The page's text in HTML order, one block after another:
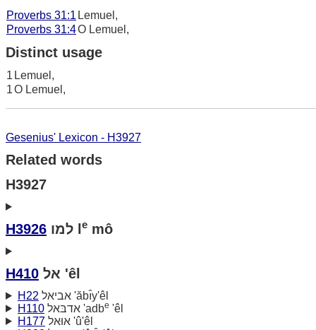
Proverbs 31:1 Lemuel,
Proverbs 31:4O Lemuel,
Distinct usage
1 Lemuel,
1O Lemuel,
Gesenius' Lexicon - H3927
Related words
H3927
H3926 e mô
H410 אל 'êl
H22
אביאל 'ăbı̂y'êl
H110
אדבּאל 'adbe 'êl
H177
אוּאל 'û'êl